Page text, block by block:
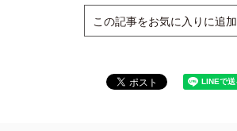
この記事をお気に入りに追加